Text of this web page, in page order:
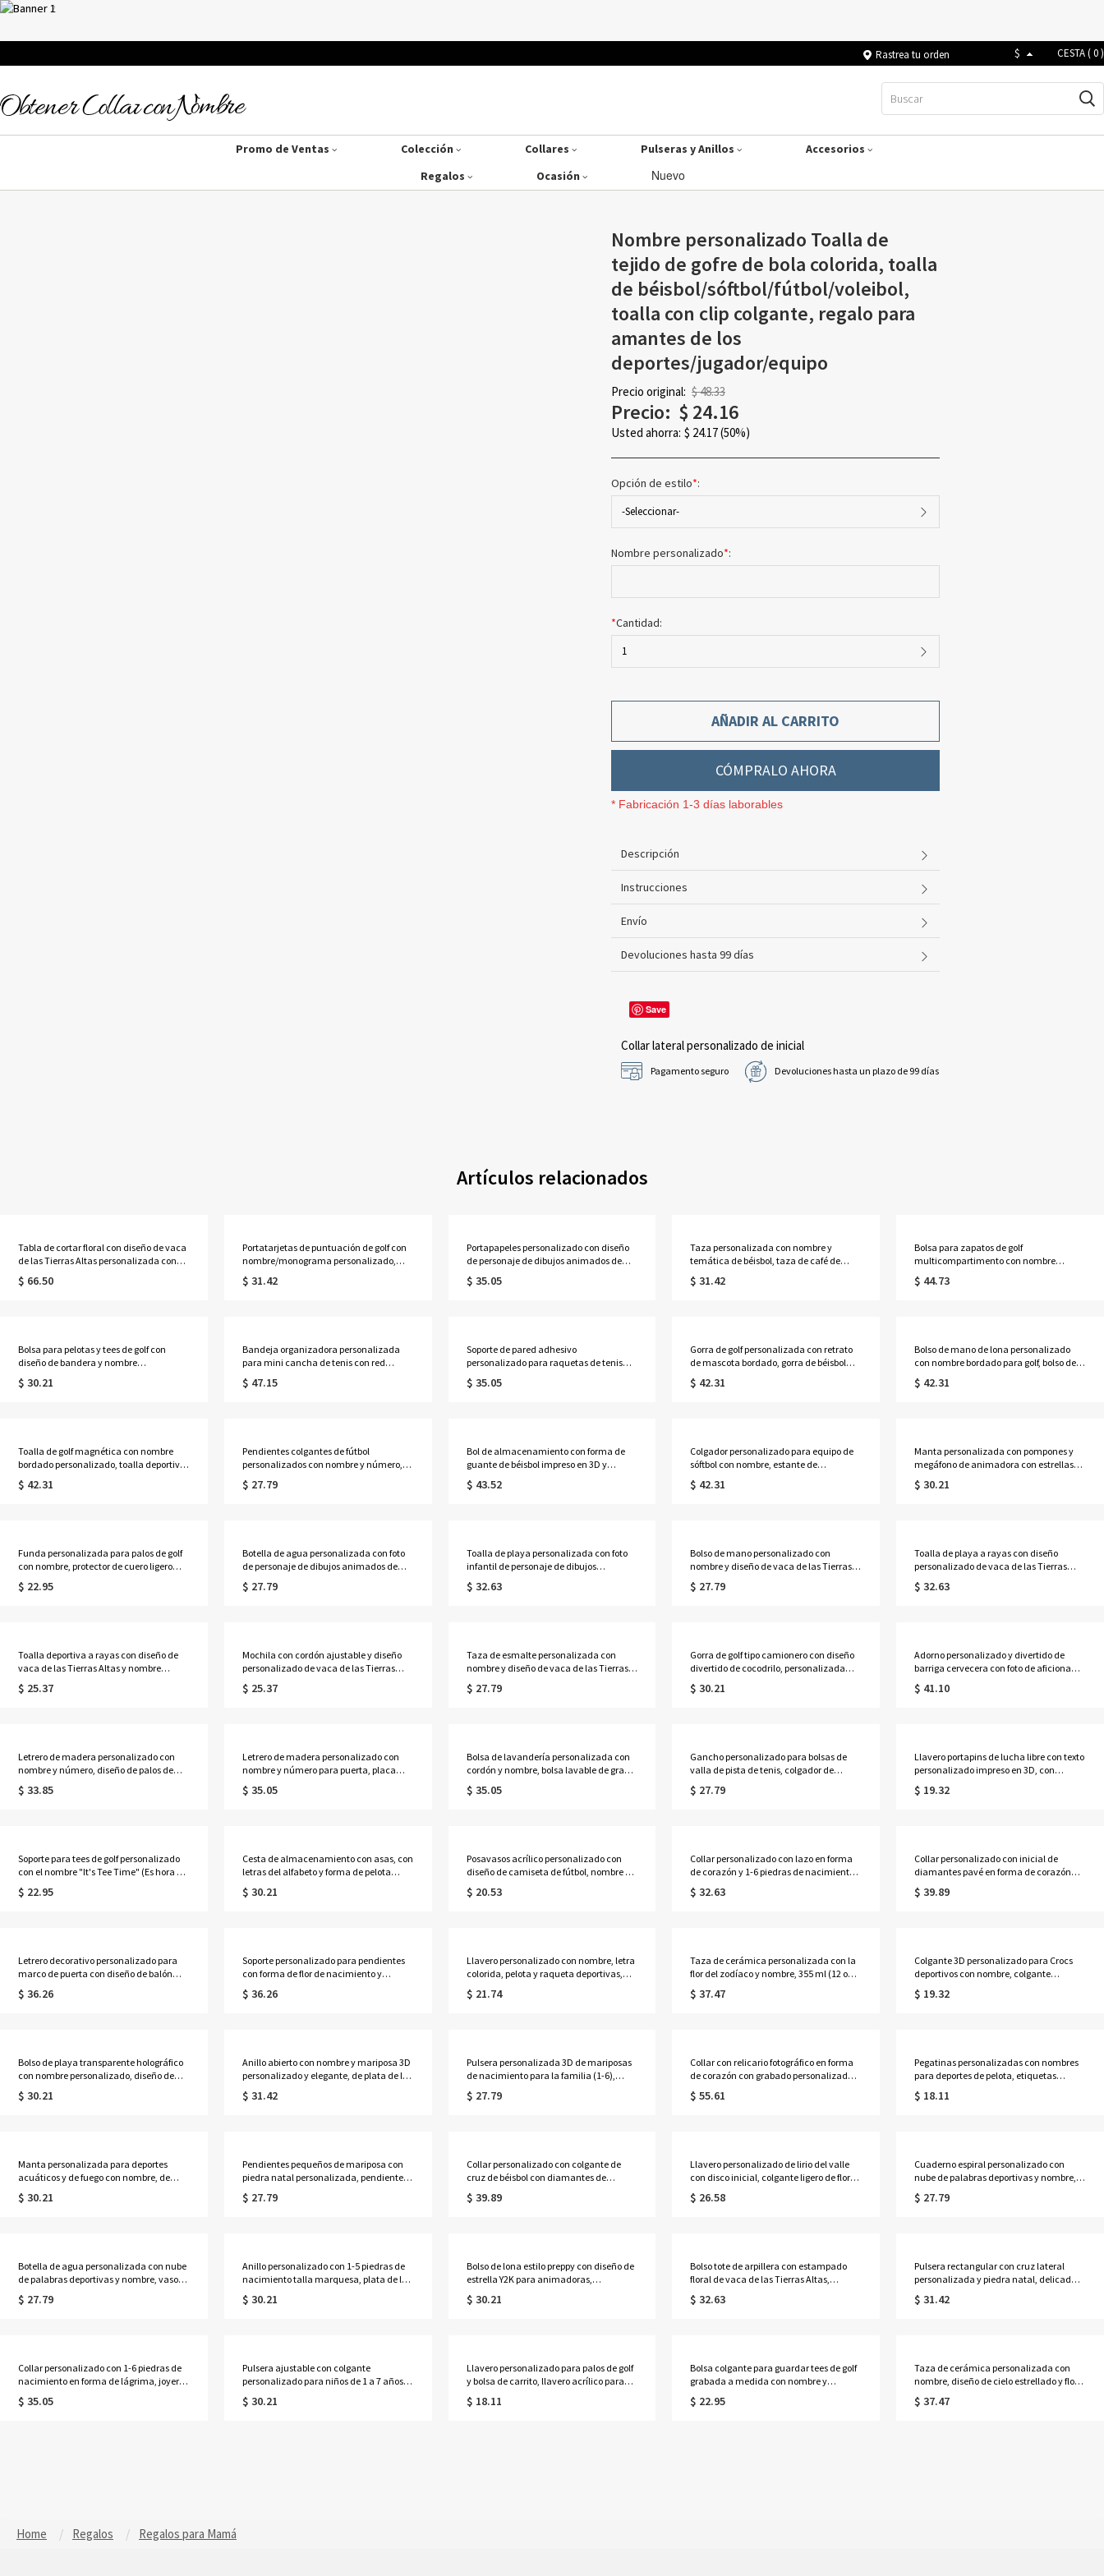
Rastrea tu orden $ CESTA (0)
Promo de Ventas Colección Collares Pulseras y Anillos
Accesorios
Regalos
Ocasión Nuevo
Nombre personalizado Toalla de
tejido de gofre de bola colorida, toalla
de béisbol/sóftbol/fútbol/voleibol,
toalla con clip colgante, regalo para
amantes de los
deportes/jugador/equipo
Precio original: $ 48.33
Precio: $ 24.16
Usted ahorra: $ 24.17(50%)
Opción de estilo*:
-Seleccionar-
Nombre personalizado*:
*Cantidad:
1
AÑADIR AL CARRITO
CÓMPRALO AHORA
* Fabricación 1-3 días laborables
Descripción
Instrucciones
Envío
Devoluciones hasta 99 días
Save
Collar lateral personalizado de inicial
Pagamento seguro Devoluciones hasta un plazo de 99 días
Artículos relacionados
Tabla de cortar floral con diseño de vaca
de las Tierras Altas personalizada con
nombre, tabla para servir embutidos de
estilo occidental con ranura para jugo y
$ 66.50
Portatarjetas de puntuación de golf con
nombre/monograma personalizado,
funda de cuero para libro de distancias
de golf, accesorios de golf, regalo de
$ 31.42
Portapapeles personalizado con diseño
de personaje de dibujos animados de
entrenador y nombre, pizarra rígida con
diseño de campo de fútbol, material de
$ 35.05
Taza personalizada con nombre y
temática de béisbol, taza de café de
cerámica bicolor de 11 oz/15 oz, regalo
ideal para el día del partido, cumpleaños
$ 31.42
Bolsa para zapatos de golf
multicompartimento con nombre
personalizado, diseño de pelota de golf y
bandera de pin, accesorios de golf, regalo
$ 44.73
Bolsa para pelotas y tees de golf con
diseño de bandera y nombre
personalizado, estuche de
almacenamiento de cuero sintético con
$ 30.21
Bandeja organizadora personalizada
para mini cancha de tenis con red
divisoria, organizador de escritorio
antideslizante para joyas y llaves, regalo
$ 47.15
Soporte de pared adhesivo
personalizado para raquetas de tenis
con nombre, soporte de pared adhesivo
con forma de mini cancha, decoración
$ 35.05
Gorra de golf personalizada con retrato
de mascota bordado, gorra de béisbol
bicolor con visera curva, sombrero para
deportes al aire libre, regalo de
$ 42.31
Bolso de mano de lona personalizado
con nombre bordado para golf, bolso de
mano para mujer con ribete en
contraste, bolso de estilo preppy para
$ 42.31
Toalla de golf magnética con nombre
bordado personalizado, toalla deportiva
absorbente con tejido de gofre y clip
magnético, accesorio de golf, regalo para
$ 42.31
Pendientes colgantes de fútbol
personalizados con nombre y número,
ligeros y brillantes, ideales para regalar a
mamás, aficionadas y mujeres en el día
$ 27.79
Bol de almacenamiento con forma de
guante de béisbol impreso en 3D y
grabado con nombre personalizado,
bandeja organizadora de escritorio para
$ 43.52
Colgador personalizado para equipo de
sóftbol con nombre, estante de
exhibición de equipo de béisbol con
múltiples ganchos para bate y casco,
$ 42.31
Manta personalizada con pompones y
megáfono de animadora con estrellas
brillantes, con nombre, de
franela/sherpa, suave, para cama o sofá,
$ 30.21
Funda personalizada para palos de golf
con nombre, protector de cuero ligero
con forma de herradura, accesorio de
golf, regalo de cumpleaños para
$ 22.95
Botella de agua personalizada con foto
de personaje de dibujos animados de
fútbol para niños, con nombre, jarra de
entrenamiento a prueba de fugas con
$ 27.79
Toalla de playa personalizada con foto
infantil de personaje de dibujos
animados de fútbol, toalla de piscina de
microfibra de secado rápido, recuerdo de
$ 32.63
Bolso de mano personalizado con
nombre y diseño de vaca de las Tierras
Altas, bolso de yute de gran capacidad,
regalo de cumpleaños para amantes de
$ 27.79
Toalla de playa a rayas con diseño
personalizado de vaca de las Tierras
Altas, toalla de piscina de microfibra de
secado rápido, recuerdo para fiestas de
$ 32.63
Toalla deportiva a rayas con diseño de
vaca de las Tierras Altas y nombre
personalizado, con textura de gofre y clip
para colgar. Regalo ideal para amantes y
$ 25.37
Mochila con cordón ajustable y diseño
personalizado de vaca de las Tierras
Altas, ideal para el gimnasio o para el día
del partido. Regalo perfecto para
$ 25.37
Taza de esmalte personalizada con
nombre y diseño de vaca de las Tierras
Altas de dibujos animados, taza de 355
ml con asa, taza de camping de metal,
$ 27.79
Gorra de golf tipo camionero con diseño
divertido de cocodrilo, personalizada
con nombre, ajustable, transpirable, de
malla, ideal para deportes al aire libre.
$ 30.21
Adorno personalizado y divertido de
barriga cervecera con foto de aficionado
al fútbol, decoración antiestrés con
camiseta de equipo de acrílico, recuerdo
$ 41.10
Letrero de madera personalizado con
nombre y número, diseño de palos de
hockey y disco, placa de pared con
logotipo de equipo en capas, decoración
$ 33.85
Letrero de madera personalizado con
nombre y número para puerta, placa
redonda vintage con el logotipo del
equipo, ideal para interiores, decoración
$ 35.05
Bolsa de lavandería personalizada con
cordón y nombre, bolsa lavable de gran
capacidad estilo universitario, artículo
esencial para la residencia universitaria,
$ 35.05
Gancho personalizado para bolsas de
valla de pista de tenis, colgador de
accesorios de valla multicolor con doble
clip para bolsas, toallas o botellas de
$ 27.79
Llavero portapins de lucha libre con texto
personalizado impreso en 3D, con
mosquetón y cordón, colgante
multicolor para bolso, regalo de
$ 19.32
Soporte para tees de golf personalizado
con el nombre "It's Tee Time" (Es hora de
jugar al golf) con 5 tees, etiqueta para
bolsa de golf de cuero sintético,
$ 22.95
Cesta de almacenamiento con asas, con
letras del alfabeto y forma de pelota
deportiva, ideal para niños y amantes
del deporte.
$ 30.21
Posavasos acrílico personalizado con
diseño de camiseta de fútbol, nombre y
número, posavasos transparente a rayas
resistente al calor, regalo ideal para
$ 20.53
Collar personalizado con lazo en forma
de corazón y 1-6 piedras de nacimiento
con nombres, delicada joyería familiar
de cristal deslizante, regalo de
$ 32.63
Collar personalizado con inicial de
diamantes pavé en forma de corazón
con rayos de sol, delicado colgante de
corazón festoneado radiante con una
$ 39.89
Letrero decorativo personalizado para
marco de puerta con diseño de balón
deportivo, nombre y número, letrero de
esquina de madera en capas para
$ 36.26
Soporte personalizado para pendientes
con forma de flor de nacimiento y
nombre, expositor de madera para joyas,
regalo de cumpleaños/Día de la Madre
$ 36.26
Llavero personalizado con nombre, letra
colorida, pelota y raqueta deportivas,
colgante acrílico para bolsa de
tenis/golf/bádminton, regalo para
$ 21.74
Taza de cerámica personalizada con la
flor del zodíaco y nombre, 355 ml (12 oz),
ideal para café o té. Regalo perfecto para
cumpleaños, Día de la Madre o bodas.
$ 37.47
Colgante 3D personalizado para Crocs
deportivos con nombre, colgante
impermeable de goma para zuecos,
decoración DIY para zuecos, regalo para
$ 19.32
Bolso de playa transparente holográfico
con nombre personalizado, diseño de
cielo estrellado y flor de nacimiento,
bolso de mano iridiscente impermeable
$ 30.21
Anillo abierto con nombre y mariposa 3D
personalizado y elegante, de plata de ley
925, delicado y ajustable, regalo de
cumpleaños/Día de la Madre para
$ 31.42
Pulsera personalizada 3D de mariposas
de nacimiento para la familia (1-6),
pulsera ajustable delicada de plata de
ley 925, regalo de cumpleaños/Día de la
$ 27.79
Collar con relicario fotográfico en forma
de corazón con grabado personalizado y
de 3 a 12 piedras de nacimiento, joyería
con colgante de foto, regalo de
$ 55.61
Pegatinas personalizadas con nombres
para deportes de pelota, etiquetas
transparentes autoadhesivas
impermeables, etiquetas de
$ 18.11
Manta personalizada para deportes
acuáticos y de fuego con nombre, de
franela/sherpa, para el día del partido,
ideal para la cama o el sofá, decoración
$ 30.21
Pendientes pequeños de mariposa con
piedra natal personalizada, pendientes
delicados de plata de ley 925, regalos de
cumpleaños/Día de la Madre/Boda para
$ 27.79
Collar personalizado con colgante de
cruz de béisbol con diamantes de
imitación, cuentas y diseño de goteo,
con nombre y número. Joyería
$ 39.89
Llavero personalizado de lirio del valle
con disco inicial, colgante ligero de flor
de campana y hoja para bolso, regalo de
cumpleaños para mamá/niñas/ella
$ 26.58
Cuaderno espiral personalizado con
nube de palabras deportivas y nombre,
tapa blanda, tamaño A5, con páginas
rayadas, regalo ideal para la vuelta al
$ 27.79
Botella de agua personalizada con nube
de palabras deportivas y nombre, vaso
infantil de 473 ml con pajita y asa de
silicona, regalo de vuelta al cole para
$ 27.79
Anillo personalizado con 1-5 piedras de
nacimiento talla marquesa, plata de ley
925, delicada joyería familiar con
piedras de nacimiento, regalo de
$ 30.21
Bolso de lona estilo preppy con diseño de
estrella Y2K para animadoras,
personalizado con nombre, bolso de
hombro grande para uso diario, recuerdo
$ 30.21
Bolso tote de arpillera con estampado
floral de vaca de las Tierras Altas,
personalizado con nombre, bolso de
mano de yute de gran capacidad para
$ 32.63
Pulsera rectangular con cruz lateral
personalizada y piedra natal, delicada
joyería cristiana de plata de ley 925,
regalo de confirmación/cumpleaños
$ 31.42
Collar personalizado con 1-6 piedras de
nacimiento en forma de lágrima, joyería
delicada de plata de ley 925 con piedras
de nacimiento familiares, regalo de
$ 35.05
Pulsera ajustable con colgante
personalizado para niños de 1 a 7 años
con piedras de nacimiento, delicada
joyería familiar, regalo de
$ 30.21
Llavero personalizado para palos de golf
y bolsa de carrito, llavero acrílico para
golf, etiqueta para bolsa, regalo para el
Día del Padre/Cumpleaños para
$ 18.11
Bolsa colgante para guardar tees de golf
grabada a medida con nombre y
mosquetón, mini bolsa transparente que
incluye 12 tees, accesorio de golf, regalo
$ 22.95
Taza de cerámica personalizada con
nombre, diseño de cielo estrellado y flor
de nacimiento, taza de café/té de
cerámica de 355 ml con acuarela, regalo
$ 37.47
Home Regalos Regalos para Mamá